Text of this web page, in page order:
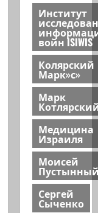
Институт
войн ISIWIS
Колярский
Марк»с»
Марк
Медицина
Израиля
Моисей
Сергей
Сыченко